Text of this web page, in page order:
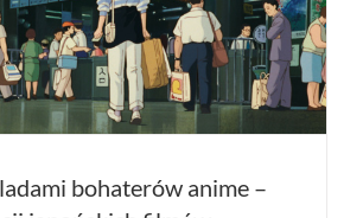
bohaterów anime –